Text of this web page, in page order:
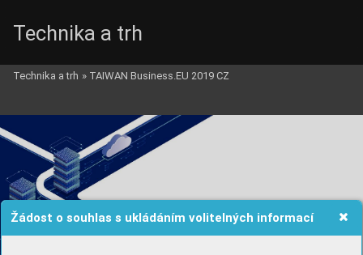
Žádost o souhlas s ukládáním volitelných informací
Technika a trh
Technika a trh » TAIWAN Business.EU 2019 CZ